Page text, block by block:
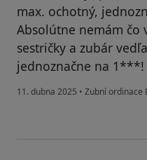
max. ochotný,
Absolútne nemám čo
sestričky a zubár
jednoznačne na 1***!
11. dubna 2025 • Zubní ordinace